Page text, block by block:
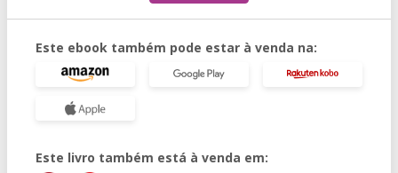
Este ebook também pode estar à venda na:
Este livro também está à venda em: